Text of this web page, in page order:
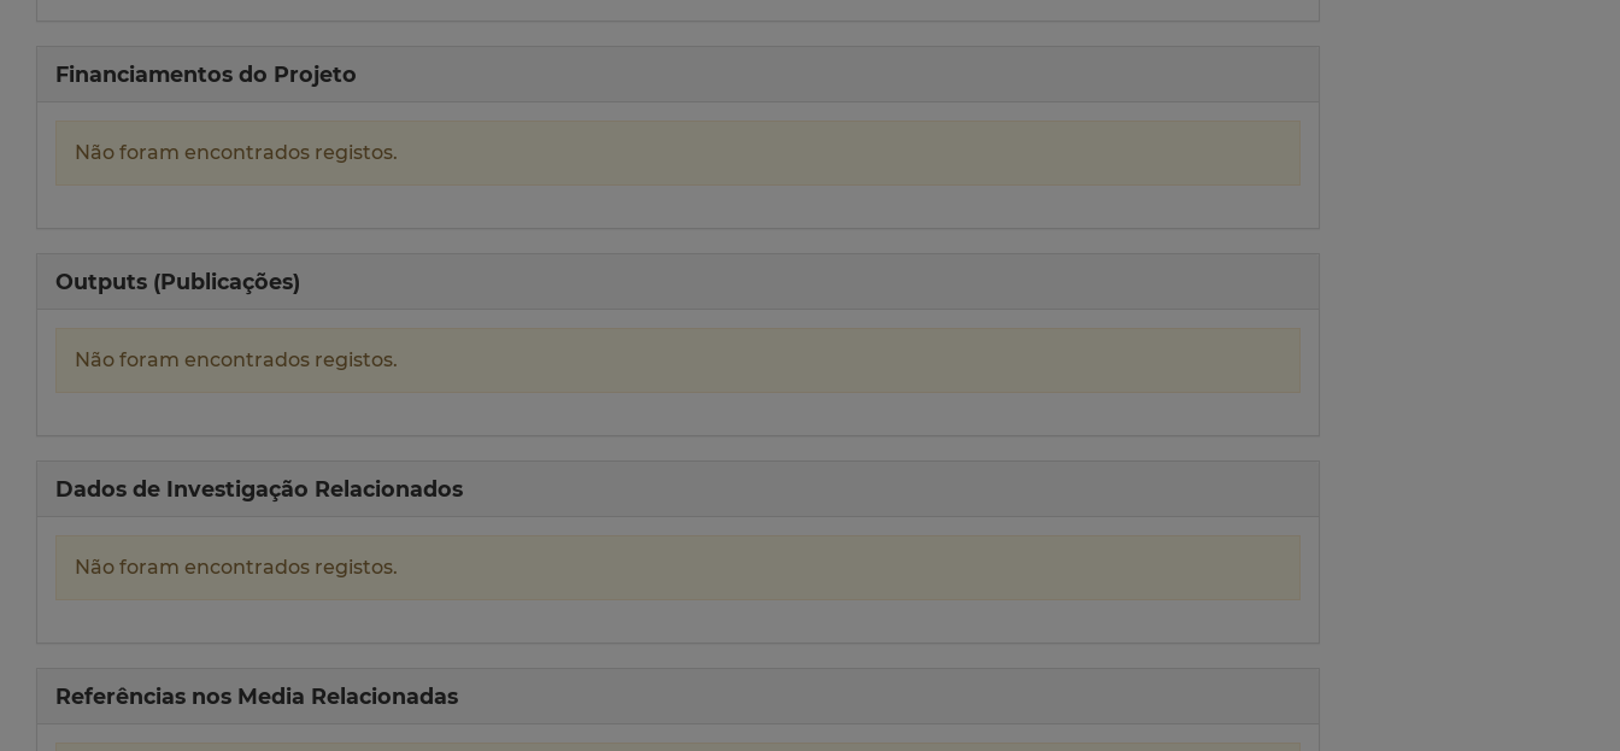
Financiamentos do Projeto
Não foram encontrados registos.
Outputs (Publicações)
Não foram encontrados registos.
Dados de Investigação Relacionados
Não foram encontrados registos.
Referências nos Media Relacionadas